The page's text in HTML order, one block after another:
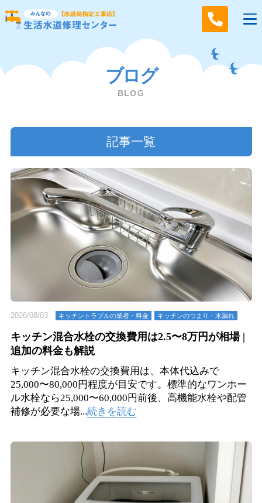
ブログ
BLOG
記事一覧
2026/08/03 キッチントラブルの業者・料金 キッチンのつまり・⽔漏れ
キッチン混合水栓の交換費用は2.5〜8万円が相場 |
追加の料金も解説
キッチン混合水栓の交換費用は、本体代込みで
25,000〜80,000円程度が目安です。標準的なワンホー
ル水栓なら25,000〜60,000円前後、高機能水栓や配管
補修が必要な場...続きを読む